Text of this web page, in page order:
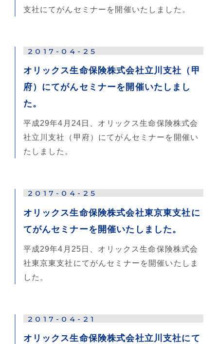
支社にてがんセミナーを開催いたしました。
2017-04-25
オリックス生命保険株式会社立川支社（甲
府）にてがんセミナーを開催いたしまし
た。
平成29年4月24日、オリックス生命保険株式会
社立川支社（甲府）にてがんセミナーを開催い
たしました。
2017-04-25
オリックス生命保険株式会社東京東支社に
てがんセミナーを開催いたしました。
平成29年4月25日、オリックス生命保険株式会
社東京東支社にてがんセミナーを開催いたしま
した。
2017-04-21
オリックス生命保険株式会社立川支社にて